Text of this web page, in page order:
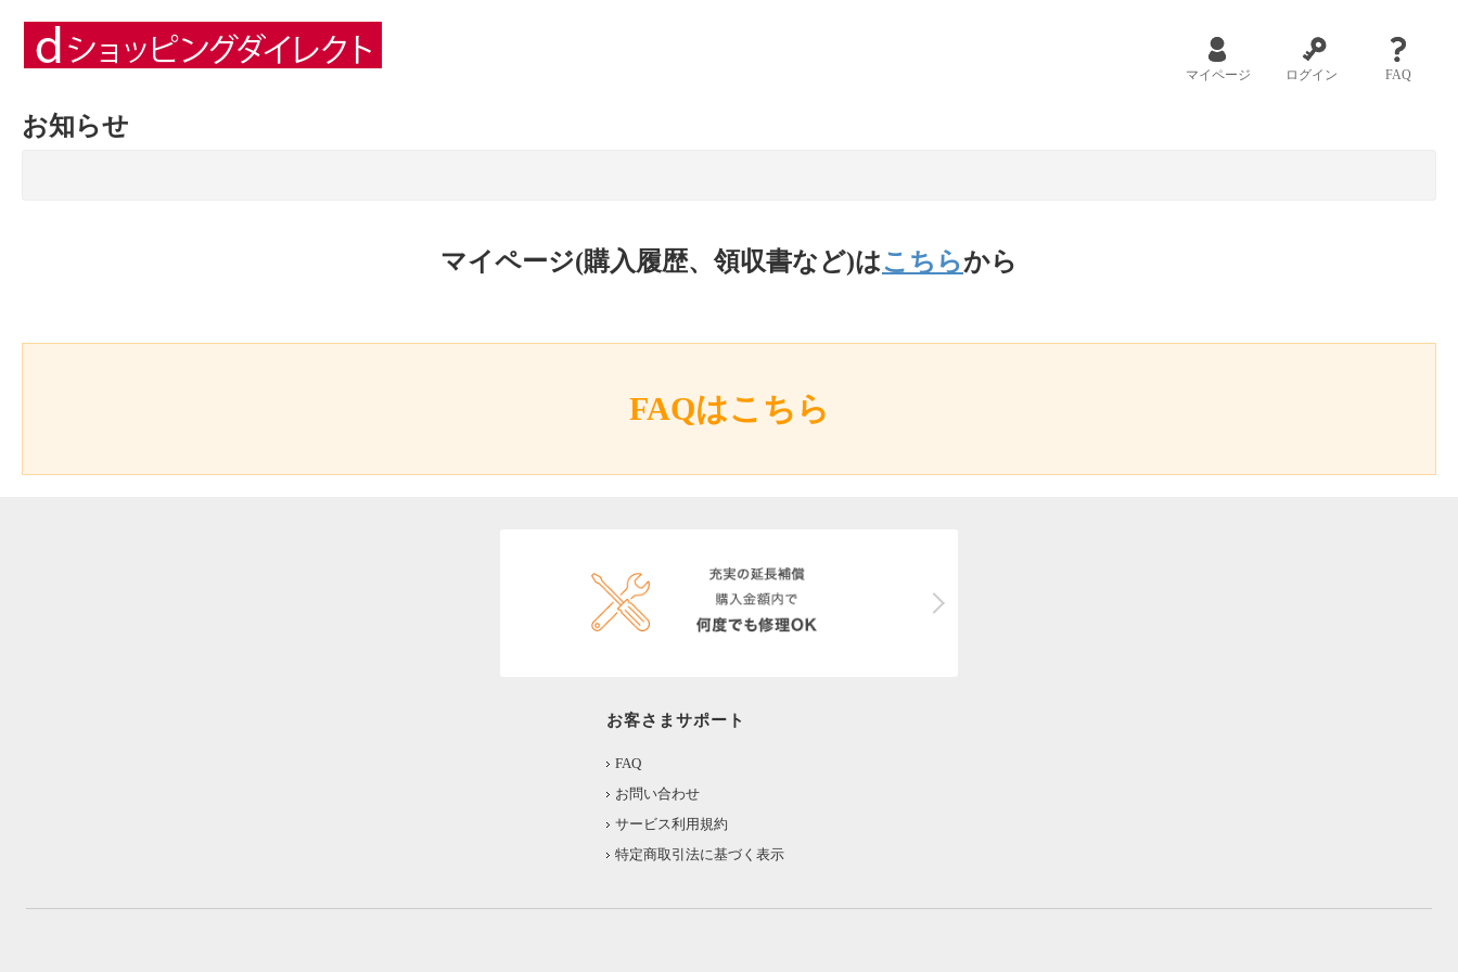
マイページ ログイン FAQ
お知らせ
マイページ(購入履歴、領収書など)はこちらから
FAQはこちら
お客さまサポート
FAQ
お問い合わせ
サービス利用規約
特定商取引法に基づく表示